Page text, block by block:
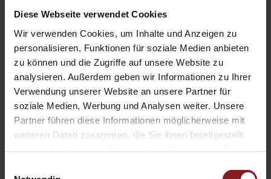
Diese Webseite verwendet Cookies
Wir verwenden Cookies, um Inhalte und Anzeigen zu
personalisieren, Funktionen für soziale Medien anbieten
zu können und die Zugriffe auf unsere Website zu
analysieren. Außerdem geben wir Informationen zu Ihrer
Verwendung unserer Website an unsere Partner für
soziale Medien, Werbung und Analysen weiter. Unsere
Partner führen diese Informationen möglicherweise mit
weiteren Daten zusammen, die Sie ihnen bereitgestellt
Nomos Neuerscheinungen Sozial- und
Geisteswissenschaften
ÖFFNEN